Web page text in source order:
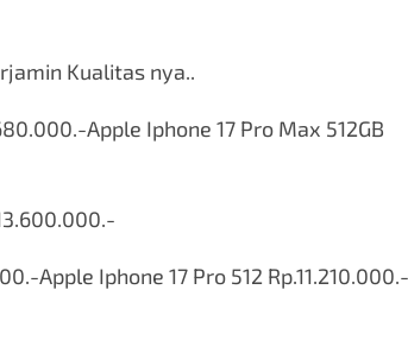
Kualitas nya..
Apple Iphone 17 Pro Max 512GB
Apple Iphone 17 Pro 512